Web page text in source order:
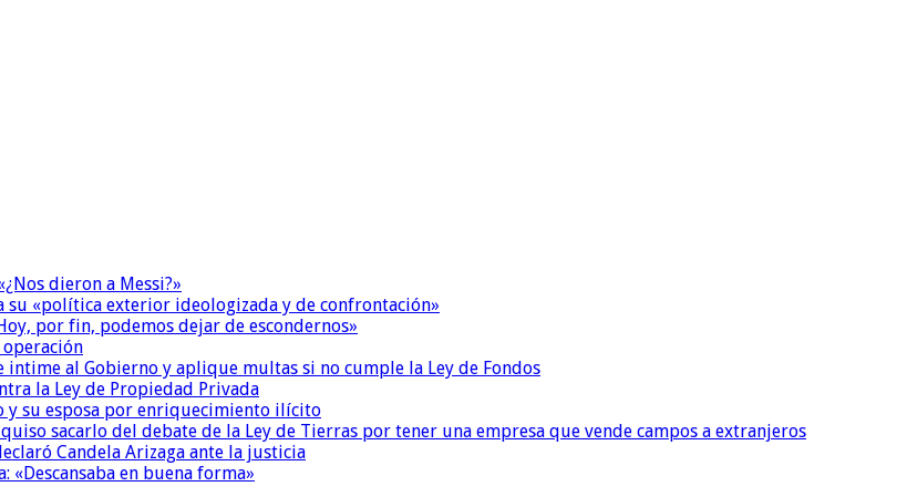
dieron a Messi?»
su «política exterior ideologizada y de confrontación»
por fin, podemos dejar de escondernos»
al Gobierno y aplique multas si no cumple la Ley de Fondos
la Ley de Propiedad Privada
y su esposa por enriquecimiento ilícito
sacarlo del debate de la Ley de Tierras por tener una empresa que vende campos a extranjeros
Candela Arizaga ante la justicia
en buena forma»